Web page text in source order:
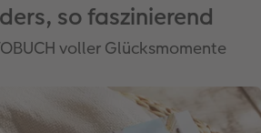
so faszinierend
voller Glücksmomente